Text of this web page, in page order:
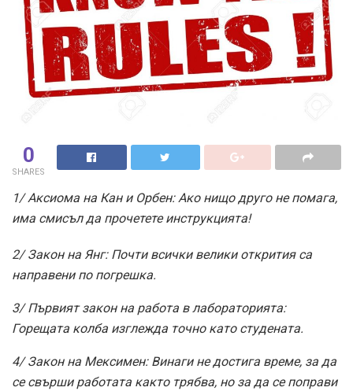
0
SHARES
1/ Аксиома на Кан и Орбен: Ако нищо друго не помага,
има смисъл да прочетете инструкцията!
2/ Закон на Янг: Почти всички велики открития са
направени по погрешка.
3/ Първият закон на работа в лабораторията:
Горещата колба изглежда точно като студената.
4/ Закон на Мексимен: Винаги не достига време, за да
се свърши работата както трябва, но за да се поправи